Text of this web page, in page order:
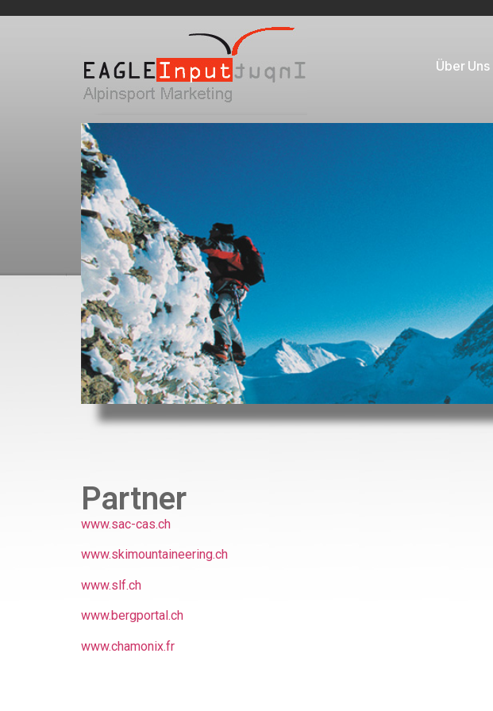
Über Uns
Partner
www.sac-cas.ch
www.skimountaineering.ch
www.slf.ch
www.bergportal.ch
www.chamonix.fr